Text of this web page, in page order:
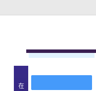
方下载地
在